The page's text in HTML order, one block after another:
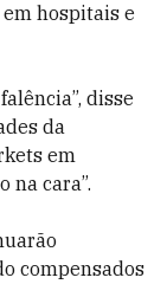
hospitais e
disse
da
em
na cara”.
compensados